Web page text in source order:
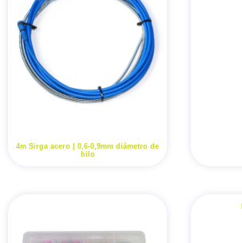
4m Sirga acero | 0,6-0,9mm diámetro de
hilo